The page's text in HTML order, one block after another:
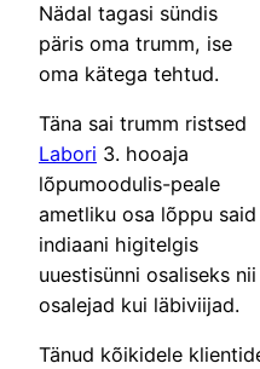
Nädal tagasi sündis
päris oma trumm, ise
oma kätega tehtud.
Täna sai trumm ristsed
Labori 3. hooaja
lõpumoodulis-peale
ametliku osa lõppu said
indiaani higitelgis
uuestisünni osaliseks nii
osalejad kui läbiviijad.
Tänud kõikidele